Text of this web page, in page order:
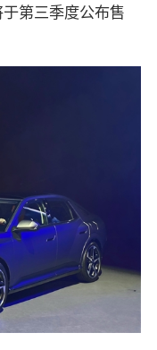
第三季度公布售